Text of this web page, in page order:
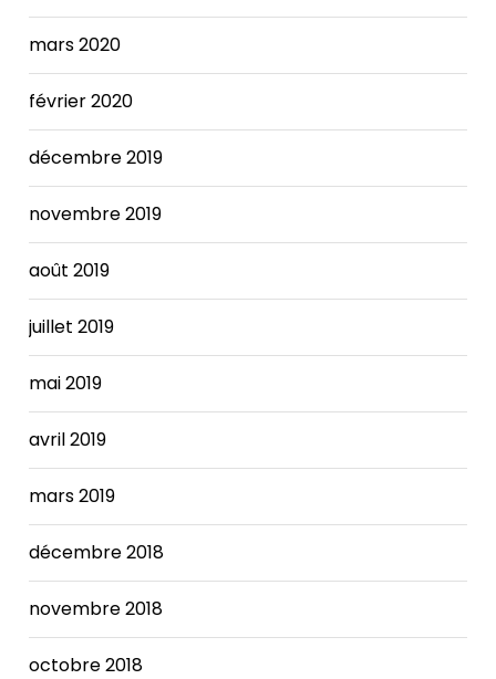
mars 2020
février 2020
décembre 2019
novembre 2019
août 2019
juillet 2019
mai 2019
avril 2019
mars 2019
décembre 2018
novembre 2018
octobre 2018
required
combination
changes
employee
furloughs,
and
Nike
SB x
FRAME
Dunk